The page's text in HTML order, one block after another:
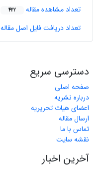
تعداد مشاهده مقاله 422
تعداد دریافت فایل اصل مقاله
دسترسی سریع
صفحه اصلی
درباره نشریه
اعضای هیات تحریریه
ارسال مقاله
تماس با ما
نقشه سایت
آخرین اخبار